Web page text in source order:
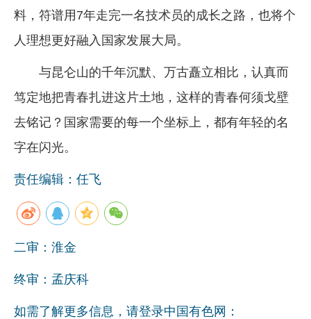
料，符谱用7年走完一名技术员的成长之路，也将个
人理想更好融入国家发展大局。
与昆仑山的千年沉默、万古矗立相比，认真而
笃定地把青春扎进这片土地，这样的青春何须戈壁
去铭记？国家需要的每一个坐标上，都有年轻的名
字在闪光。
责任编辑：任飞
二审：淮金
终审：孟庆科
如需了解更多信息，请登录中国有色网：